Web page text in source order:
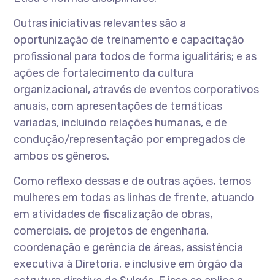
Outras iniciativas relevantes são a
oportunização de treinamento e capacitação
profissional para todos de forma igualitáris; e as
ações de fortalecimento da cultura
organizacional, através de eventos corporativos
anuais, com apresentações de temáticas
variadas, incluindo relações humanas, e de
condução/representação por empregados de
ambos os gêneros.
Como reflexo dessas e de outras ações, temos
mulheres em todas as linhas de frente, atuando
em atividades de fiscalização de obras,
comerciais, de projetos de engenharia,
coordenação e gerência de áreas, assistência
executiva à Diretoria, e inclusive em órgão da